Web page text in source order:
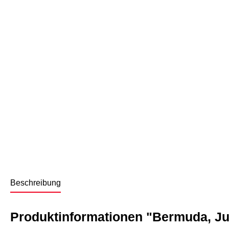
Beschreibung
Produktinformationen "Bermuda,